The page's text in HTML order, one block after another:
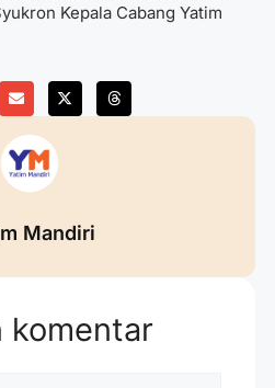
Kepala Cabang Yatim
Mandiri
komentar